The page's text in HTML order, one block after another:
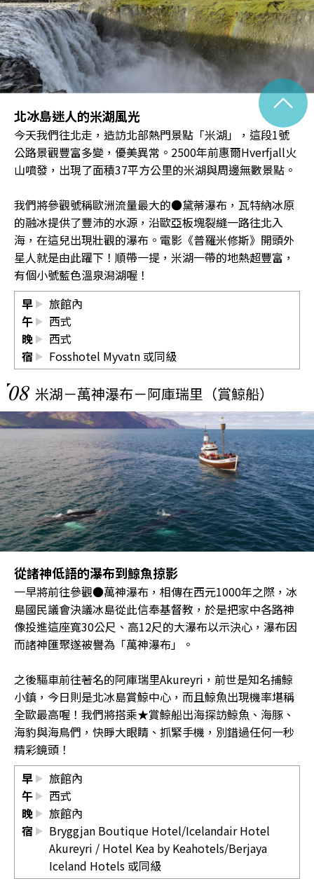
北冰島迷人的米湖風光
今天我們往北走，造訪北部熱門景點「米湖」，這段1號
公路景觀豐富多變，優美異常。2500年前惠爾Hverfjall火
山噴發，出現了面積37平方公里的米湖與周邊無數景點。
我們將參觀號稱歐洲流量最大的●黛蒂瀑布，瓦特納冰原
的融冰提供了豐沛的水源，沿歐亞板塊裂縫一路往北入
海，在這兒出現壯觀的瀑布。電影《普羅米修斯》開頭外
星人就是由此躍下！順帶一提，米湖一帶的地熱超豐富，
有個小號藍色溫泉潟湖喔！
早
旅館內
午
西式
晚
西式
宿
Fosshotel Myvatn 或同級
08 米湖－萬神瀑布－阿庫瑞里（賞鯨船）
從諸神低語的瀑布到鯨魚掠影
一早將前往參觀●萬神瀑布，相傳在西元1000年之際，冰
島國民議會決議冰島從此信奉基督教，於是把家中各路神
像投進這座寬30公尺、高12尺的大瀑布以示決心，瀑布因
而諸神匯聚遂被譽為「萬神瀑布」。
之後驅車前往著名的阿庫瑞里Akureyri，前世是知名捕鯨
小鎮，今日則是北冰島賞鯨中心，而且鯨魚出現機率堪稱
全歐最高喔！我們將搭乘★賞鯨船出海探訪鯨魚、海豚、
海豹與海鳥們，快睜大眼睛、抓緊手機，別錯過任何一秒
精彩鏡頭！
早
旅館內
午
西式
晚
旅館內
宿
Bryggjan Boutique Hotel/Icelandair Hotel
Akureyri / Hotel Kea by Keahotels/Berjaya
Iceland Hotels 或同級
^